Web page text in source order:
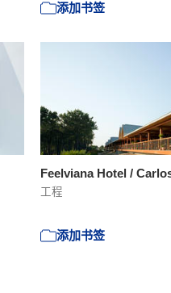
添加书签
Feelviana Hotel /
工程
添加书签